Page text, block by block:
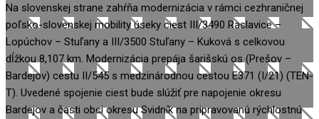
Na slovenskej strane zahŕňa modernizácia v rámci cezhraničnej
poľsko-slovenskej mobility úseky ciest III/3490 Raslavice –
Lopúchov – Stuľany a III/3500 Stuľany – Kuková s celkovou
dĺžkou 8,107 km. Modernizácia prepája šarišskú os (Prešov –
Bardejov) cestu II/545 s medzinárodnou cestou E371 (I/21) (TEN-
T). Uvedené spojenie ciest bude slúžiť pre napojenie okresu
Bardejov a časti obci okresu Svidník na pripravovanú rýchlostnú